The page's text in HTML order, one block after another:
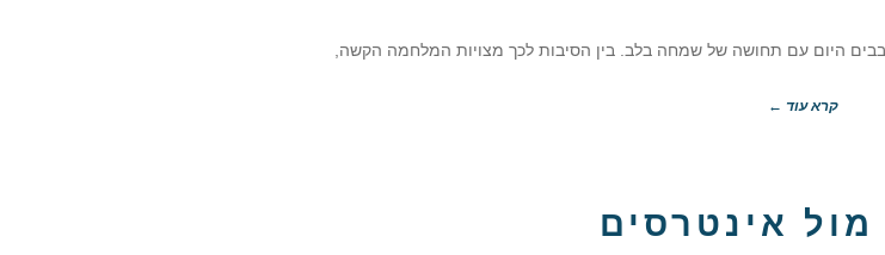
היום עם תחושה של שמחה בלב. בין הסיבות לכך מצויות המלחמה הקשה,
קרא עוד ←
מול אינטרסים